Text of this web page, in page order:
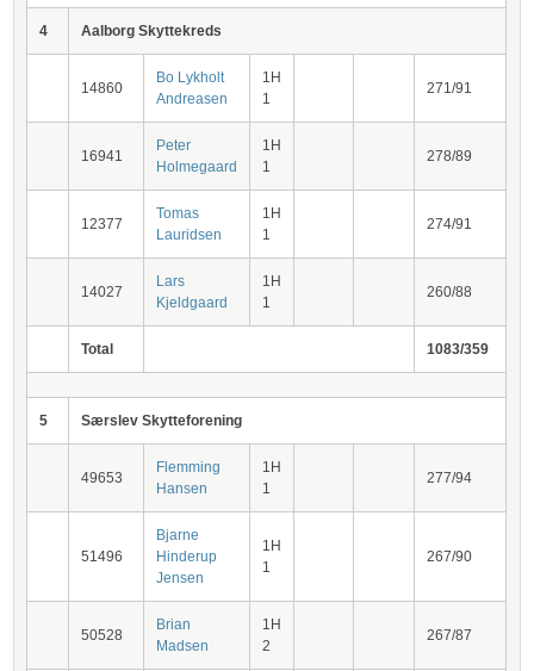
4 Aalborg Skyttekreds
14860
Bo Lykholt
Andreasen
1H
1
271/91
16941
Peter
Holmegaard
1H
1
278/89
12377
Tomas
Lauridsen
1H
1
274/91
14027
Lars
Kjeldgaard
1H
1
260/88
Total 1083/359
5 Særslev Skytteforening
49653
Flemming
Hansen
1H
1
277/94
51496
Bjarne
Hinderup
Jensen
1H
1
267/90
50528
Brian
Madsen
1H
2
267/87